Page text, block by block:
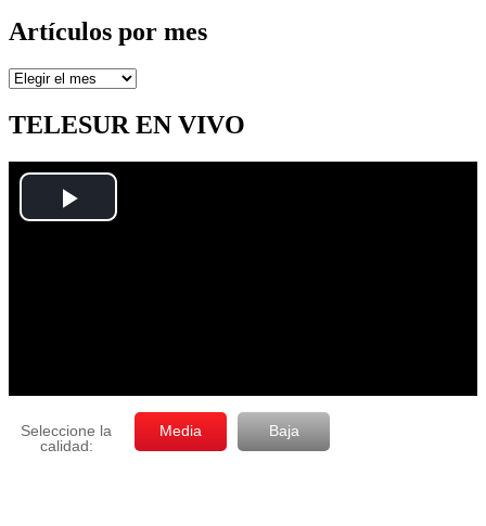
Artículos por mes
Artículos
mes
TELESUR EN VIVO